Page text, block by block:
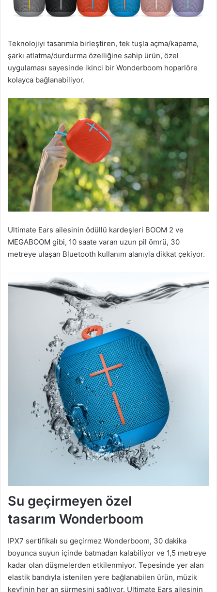
Teknolojiyi tasarımla birleştiren, tek tuşla açma/kapama,
şarkı atlatma/durdurma özelliğine sahip ürün, özel
uygulaması sayesinde ikinci bir Wonderboom hoparlöre
kolayca bağlanabiliyor.
Ultimate Ears ailesinin ödüllü kardeşleri BOOM 2 ve
MEGABOOM gibi, 10 saate varan uzun pil ömrü, 30
metreye ulaşan Bluetooth kullanım alanıyla dikkat çekiyor.
Su geçirmeyen özel
tasarım Wonderboom
IPX7 sertifikalı su geçirmez Wonderboom, 30 dakika
boyunca suyun içinde batmadan kalabiliyor ve 1,5 metreye
kadar olan düşmelerden etkilenmiyor. Tepesinde yer alan
elastik bandıyla istenilen yere bağlanabilen ürün, müzik
keyfinin her an sürmesini sağlıyor. Ultimate Ears ailesinin